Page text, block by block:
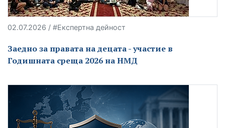
02.07.2026 / #Експертна дейност
Заедно за правата на децата - участие в
Годишната среща 2026 на НМД